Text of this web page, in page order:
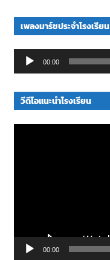
เพลงมาร์ชประจำโรงเรียน
Audio
Player
00:00
วีดีโอแนะนำโรงเรียน
00:00